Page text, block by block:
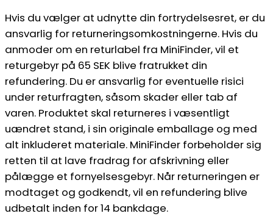
Hvis du vælger at udnytte din fortrydelsesret, er du
ansvarlig for returneringsomkostningerne. Hvis du
anmoder om en returlabel fra MiniFinder, vil et
returgebyr på 65 SEK blive fratrukket din
refundering. Du er ansvarlig for eventuelle risici
under returfragten, såsom skader eller tab af
varen. Produktet skal returneres i væsentligt
uændret stand, i sin originale emballage og med
alt inkluderet materiale. MiniFinder forbeholder sig
retten til at lave fradrag for afskrivning eller
pålægge et fornyelsesgebyr. Når returneringen er
modtaget og godkendt, vil en refundering blive
udbetalt inden for 14 bankdage.